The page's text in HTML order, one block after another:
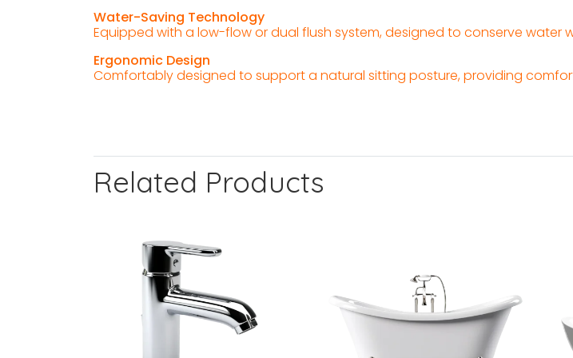
Water-Saving Technology
Equipped with a low-flow or dual flush system, designed to conserve water
Ergonomic Design
Comfortably designed to support a natural sitting posture, providing
Related Products